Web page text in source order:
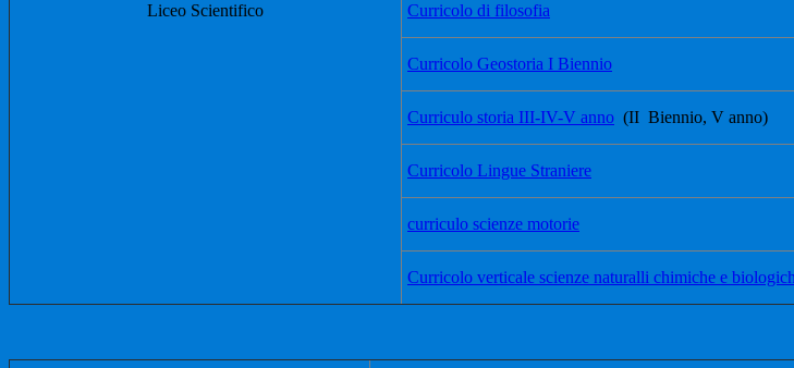
Liceo Scientifico Curricolo di filosofia
Curricolo Geostoria I Biennio
Curriculo storia III-IV-V anno (II Biennio, V anno)
Curricolo Lingue Straniere
curriculo scienze motorie
Curricolo verticale scienze naturalli chimiche e